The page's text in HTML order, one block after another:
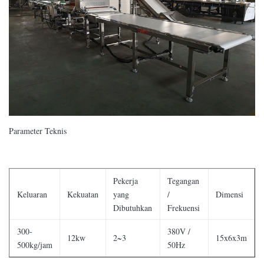
Parameter Teknis
Keluaran Kekuatan
Pekerja
yang
Dibutuhkan
Tegangan
/
Frekuensi
Dimensi
300-
500kg/jam
12kw 2~3
380V /
50Hz
15x6x3m